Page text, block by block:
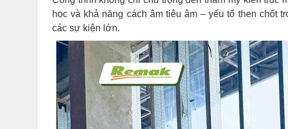
học và khả năng cách âm tiêu âm – yếu tố then chốt
các sự kiện lớn.